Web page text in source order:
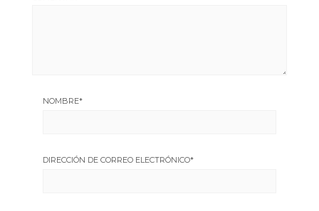
NOMBRE*
DIRECCIÓN DE CORREO ELECTRÓNICO*